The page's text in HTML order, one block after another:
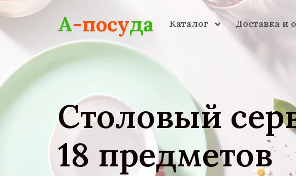
Skip to main content
А-посуда Каталог Доставка и
Столовый
18 предметов